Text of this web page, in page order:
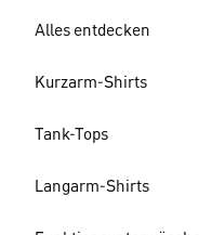
Alles entdecken
Kurzarm-Shirts
Tank-Tops
Langarm-Shirts